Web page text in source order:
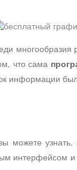
что сама
информации
можете узнать,
интерфейсом